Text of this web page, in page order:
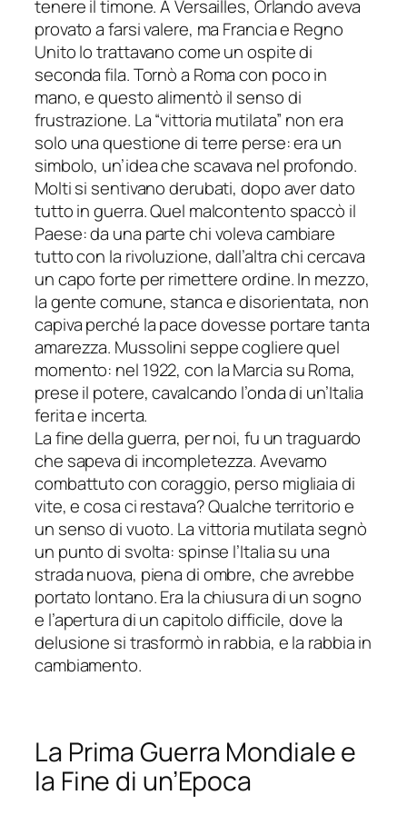
tenere il timone. A Versailles, Orlando aveva
provato a farsi valere, ma Francia e Regno
Unito lo trattavano come un ospite di
seconda fila. Tornò a Roma con poco in
mano, e questo alimentò il senso di
frustrazione. La “vittoria mutilata” non era
solo una questione di terre perse: era un
simbolo, un’idea che scavava nel profondo.
Molti si sentivano derubati, dopo aver dato
tutto in guerra. Quel malcontento spaccò il
Paese: da una parte chi voleva cambiare
tutto con la rivoluzione, dall’altra chi cercava
un capo forte per rimettere ordine. In mezzo,
la gente comune, stanca e disorientata, non
capiva perché la pace dovesse portare tanta
amarezza. Mussolini seppe cogliere quel
momento: nel 1922, con la Marcia su Roma,
prese il potere, cavalcando l’onda di un’Italia
ferita e incerta.
La fine della guerra, per noi, fu un traguardo
che sapeva di incompletezza. Avevamo
combattuto con coraggio, perso migliaia di
vite, e cosa ci restava? Qualche territorio e
un senso di vuoto. La vittoria mutilata segnò
un punto di svolta: spinse l’Italia su una
strada nuova, piena di ombre, che avrebbe
portato lontano. Era la chiusura di un sogno
e l’apertura di un capitolo difficile, dove la
delusione si trasformò in rabbia, e la rabbia in
cambiamento.
La Prima Guerra Mondiale e
la Fine di un’Epoca